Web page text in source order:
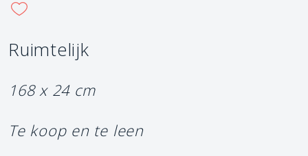
Ruimtelijk
168 x 24 cm
Te koop en te leen